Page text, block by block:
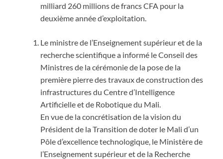
milliard 260 millions de francs CFA pour la
deuxième année d’exploitation.
Le ministre de l’Enseignement supérieur et de la
recherche scientifique a informé le Conseil des
Ministres de la cérémonie de la pose de la
première pierre des travaux de construction des
infrastructures du Centre d’Intelligence
Artificielle et de Robotique du Mali.
En vue de la concrétisation de la vision du
Président de la Transition de doter le Mali d’un
Pôle d’excellence technologique, le Ministère de
l’Enseignement supérieur et de la Recherche